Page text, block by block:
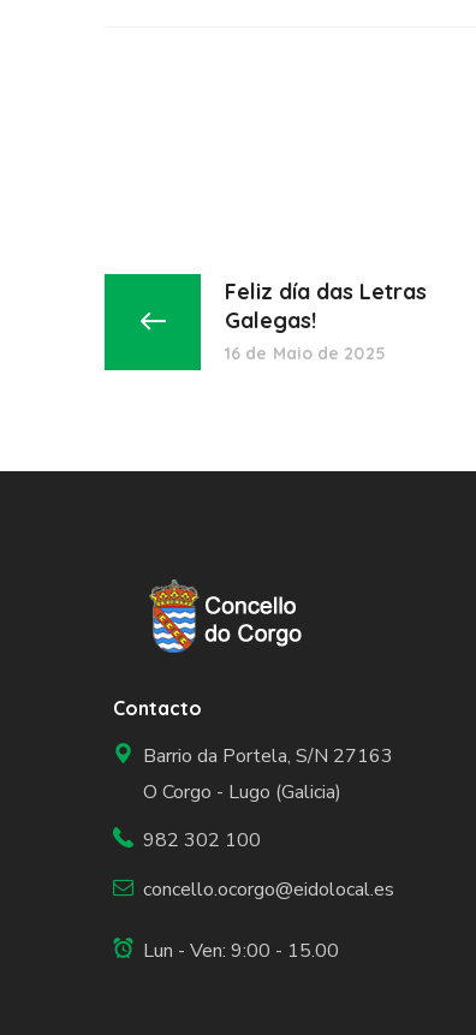
Feliz día das Letras
Galegas!
16 de Maio de 2025
Contacto
Barrio da Portela, S/N 27163
O Corgo - Lugo (Galicia)
982 302 100
concello.ocorgo@eidolocal.es
Lun - Ven: 9:00 - 15.00